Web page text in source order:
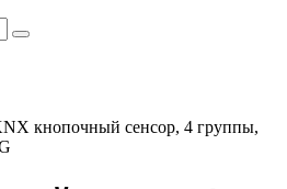
кнопочный сенсор, 4 группы,